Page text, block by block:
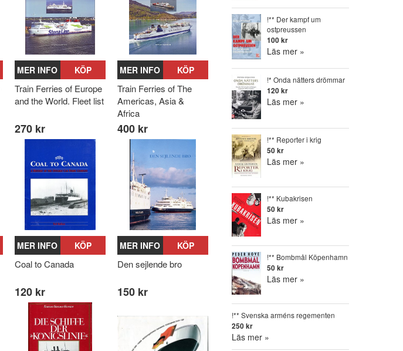
MER INFO KÖP
Train Ferries of Europe
and the World. Fleet list
270 kr
MER INFO KÖP
Train Ferries of The
Americas, Asia &
Africa
400 kr
MER INFO KÖP
Coal to Canada
120 kr
MER INFO KÖP
Den sejlende bro
150 kr
!** Der kampf um
ostpreussen
100 kr
Läs mer »
!* Onda nätters drömmar
120 kr
Läs mer »
!** Reporter i krig
50 kr
Läs mer »
!** Kubakrisen
50 kr
Läs mer »
!** Bombmål Köpenhamn
50 kr
Läs mer »
!** Svenska arméns regementen
250 kr
Läs mer »